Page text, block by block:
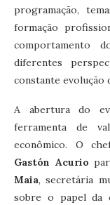
programação,
formação
comportamento
diferentes
constante evolução
A abertura do
ferramenta de
econômico. O
Gastón Acurio
Maia, secretária
sobre o papel da